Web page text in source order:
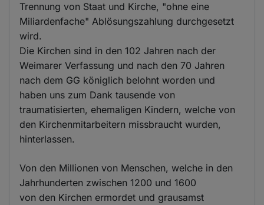
Trennung von Staat und Kirche, "ohne eine
Miliardenfache" Ablösungszahlung durchgesetzt
wird.
Die Kirchen sind in den 102 Jahren nach der
Weimarer Verfassung und nach den 70 Jahren
nach dem GG königlich belohnt worden und
haben uns zum Dank tausende von
traumatisierten, ehemaligen Kindern, welche von
den Kirchenmitarbeitern missbraucht wurden,
hinterlassen.
Von den Millionen von Menschen, welche in den
Jahrhunderten zwischen 1200 und 1600
von den Kirchen ermordet und grausamst